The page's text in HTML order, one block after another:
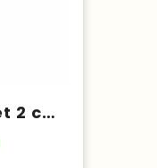
KeyCord Budget 2 cm lanyard